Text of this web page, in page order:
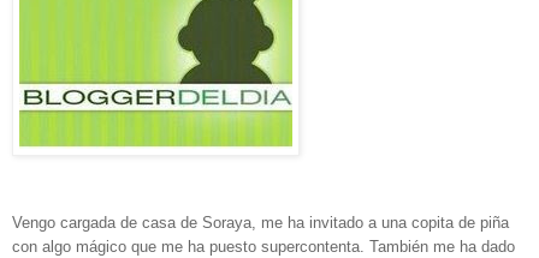
Vengo cargada de casa de Soraya, me ha invitado a una copita de piña
con algo mágico que me ha puesto supercontenta. También me ha dado